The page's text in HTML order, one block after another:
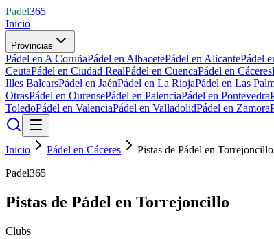
Padel365
Inicio
Provincias
Pádel en A CoruñaPádel en AlbacetePádel en AlicantePádel
CeutaPádel en Ciudad RealPádel en CuencaPádel en Cáceres
Illes BalearsPádel en JaénPádel en La RiojaPádel en Las
OtrasPádel en OurensePádel en PalenciaPádel en Pontevedra
ToledoPádel en ValenciaPádel en ValladolidPádel en Zamora
Inicio Pádel en Cáceres
Pistas de Pádel en Torrejoncillo
Padel365
Pistas de Pádel en Torrejoncillo
Clubs